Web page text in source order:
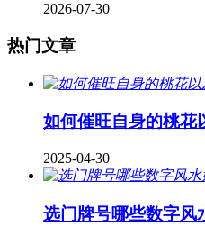
2026-07-30
热门文章
如何催旺自身的桃花
2025-04-30
选门牌号哪些数字风